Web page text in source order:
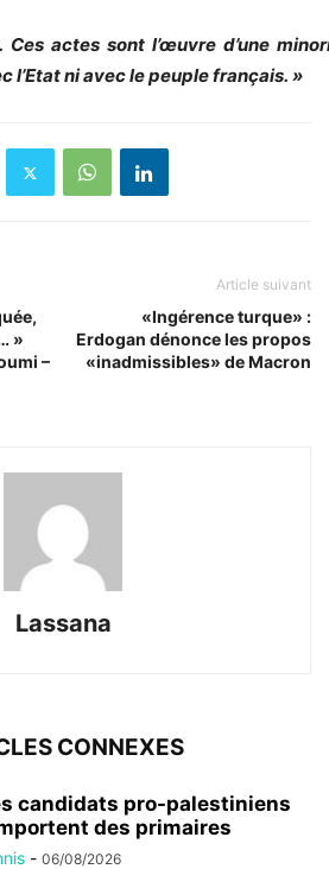
Ces actes sont l’œuvre d’une
l’Etat ni avec le peuple français. »
»
–
Article suivant
«Ingérence turque» :
Erdogan dénonce les propos
«inadmissibles» de Macron
Lassana
CONNEXES
candidats pro-palestiniens
des primaires
- 06/08/2026